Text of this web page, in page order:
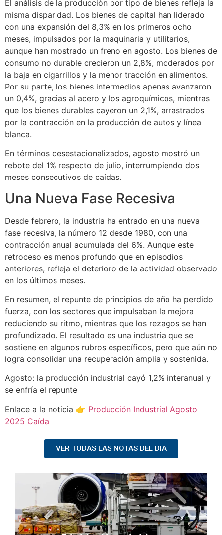
El análisis de la producción por tipo de bienes refleja la
misma disparidad. Los bienes de capital han liderado
con una expansión del 8,3% en los primeros ocho
meses, impulsados por la maquinaria y utilitarios,
aunque han mostrado un freno en agosto. Los bienes de
consumo no durable crecieron un 2,8%, moderados por
la baja en cigarrillos y la menor tracción en alimentos.
Por su parte, los bienes intermedios apenas avanzaron
un 0,4%, gracias al acero y los agroquímicos, mientras
que los bienes durables cayeron un 2,1%, arrastrados
por la contracción en la producción de autos y línea
blanca.
En términos desestacionalizados, agosto mostró un
rebote del 1% respecto de julio, interrumpiendo dos
meses consecutivos de caídas.
Una Nueva Fase Recesiva
Desde febrero, la industria ha entrado en una nueva
fase recesiva, la número 12 desde 1980, con una
contracción anual acumulada del 6%. Aunque este
retroceso es menos profundo que en episodios
anteriores, refleja el deterioro de la actividad observado
en los últimos meses.
En resumen, el repunte de principios de año ha perdido
fuerza, con los sectores que impulsaban la mejora
reduciendo su ritmo, mientras que los rezagos se han
profundizado. El resultado es una industria que se
sostiene en algunos rubros específicos, pero que aún no
logra consolidar una recuperación amplia y sostenida.
Agosto: la producción industrial cayó 1,2% interanual y
se enfría el repunte
Enlace a la noticia 👉 Producción Industrial Agosto
2025 Caída
VER TODAS LAS NOTAS DEL DIA